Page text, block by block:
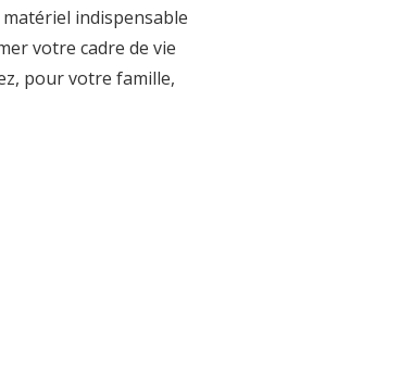
indispensable
votre cadre de vie
pour votre famille,